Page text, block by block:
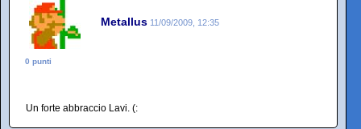
Metallus 11/09/2009, 12:35
0 punti
Un forte abbraccio Lavi. (: